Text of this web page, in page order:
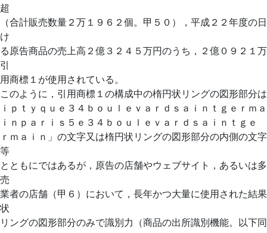
超
（合計販売数量２万１９６２個。甲５０），平成２２年度の
け
る原告商品の売上高２億３２４５万円のうち，２億０９２１
引
用商標１が使用されている。
このように，引用商標１の構成中の楕円状リングの図形部分
ｉｐｔｙｑｕｅ３４ｂｏｕｌｅｖａｒｄｓａｉｎｔｇｅｒｍａ
ｉｎｐａｒｉｓ５ｅ３４ｂｏｕｌｅｖａｒｄｓａｉｎｔｇｅ
ｒｍａｉｎ」の文字又は楕円状リングの図形部分の内側の文
等
とともにではあるが，原告の店舗やウェブサイト，あるいは
売
業者の店舗（甲６）において，長年かつ大量に使用された結
状
リングの図形部分のみで識別力（商品の出所識別機能。以下